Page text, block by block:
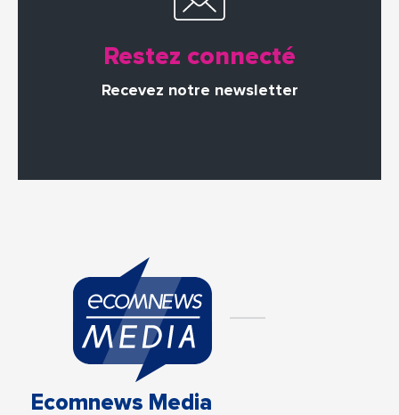
Restez connecté
Recevez notre newsletter
Ecomnews Media